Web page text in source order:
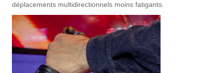
déplacements multidirectionnels moins fatigants.